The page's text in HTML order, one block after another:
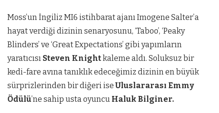
Moss’un İngiliz MI6 istihbarat ajanı Imogene Salter’a
hayat verdiği dizinin senaryosunu, ‘Taboo’, ‘Peaky
Blinders’ ve ‘Great Expectations’ gibi yapımların
yaratıcısı Steven Knightkaleme aldı. Soluksuz bir
kedi-fare avına tanıklık edeceğimiz dizinin en büyük
sürprizlerinden bir diğeri iseUluslararası Emmy
Ödülü’ne sahip usta oyuncu Haluk Bilginer.